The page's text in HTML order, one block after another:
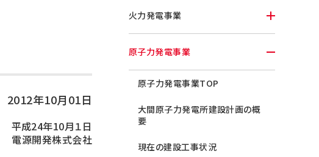
2012年10月01日
平成24年10月１日
電源開発株式会社
火力発電事業
原子力発電事業
原子力発電事業TOP
大間原子力発電所建設計画の概
要
現在の建設工事状況